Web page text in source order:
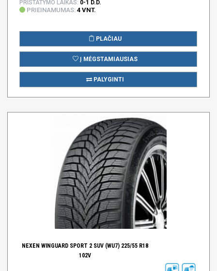
PRISTATYMO LAIKAS: 0-1 D.D.
PRIEINAMUMAS: 4 VNT.
PLAČIAU
Į MĖGSTAMIAUSIAS
PALYGINTI
NEXEN WINGUARD SPORT 2 SUV (WU7) 225/55 R18
102V